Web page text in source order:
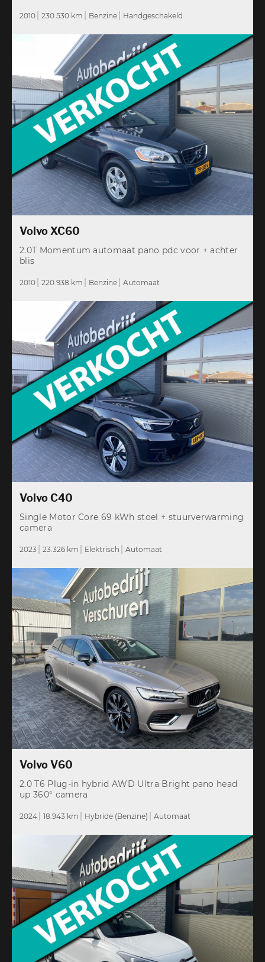
2010 230.530 km Benzine Handgeschakeld
Volvo XC60
2.0T Momentum automaat pano pdc voor + achter
blis
2010 220.938 km Benzine Automaat
Volvo C40
Single Motor Core 69 kWh stoel + stuurverwarming
camera
2023 23.326 km Elektrisch Automaat
Volvo V60
2.0 T6 Plug-in hybrid AWD Ultra Bright pano head
up 360° camera
2024 18.943 km Hybride (Benzine) Automaat